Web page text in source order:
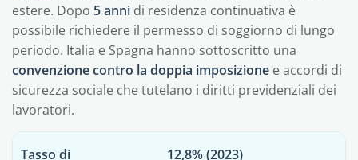
estere. Dopo 5 anni di residenza continuativa è
possibile richiedere il permesso di soggiorno di lungo
periodo. Italia e Spagna hanno sottoscritto una
convenzione contro la doppia imposizione e accordi di
sicurezza sociale che tutelano i diritti previdenziali dei
lavoratori.
Tasso di 12,8% (2023)